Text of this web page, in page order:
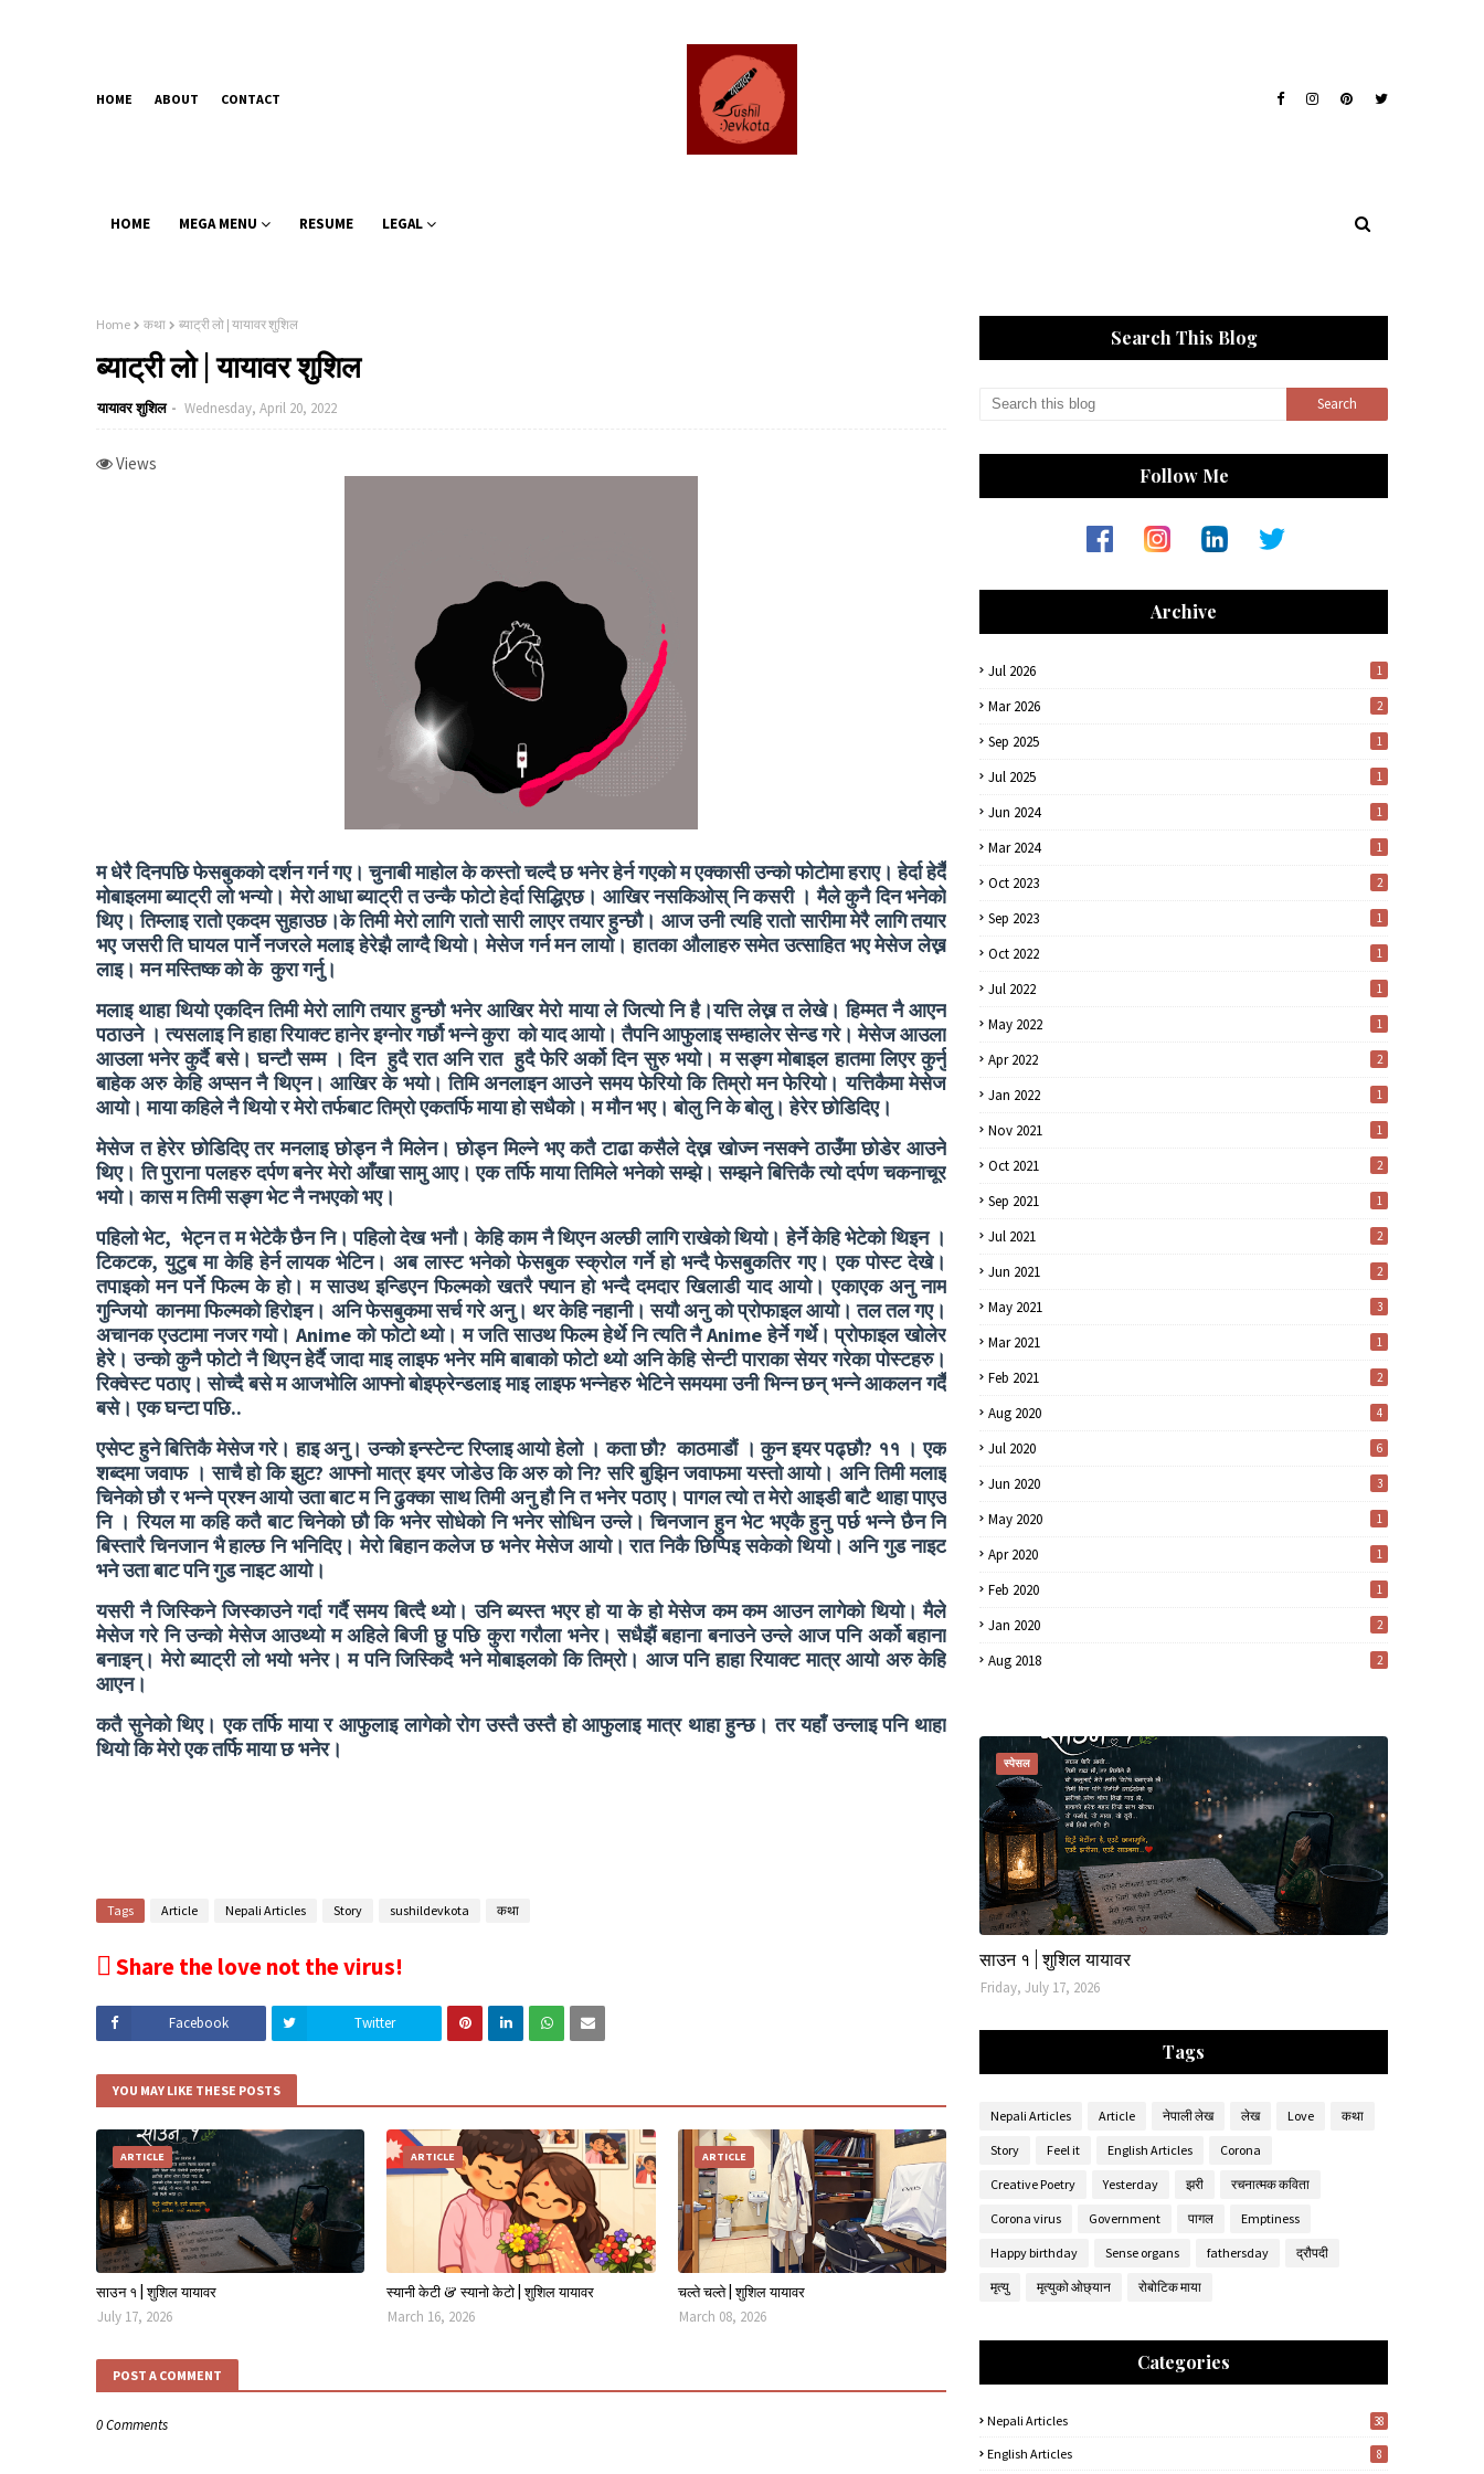
HOME ABOUT CONTACT
HOME MEGA MENU RESUME LEGAL
Home कथा ब्याट्री लो | यायावर शुशिल
ब्याट्री लो | यायावर शुशिल
यायावर शुशिल Wednesday, April 20, 2022
Views
म धेरै दिनपछि फेसबुकको दर्शन गर्न गए। चुनाबी माहोल के कस्तो चल्दै छ भनेर हेर्न गएको म एक्कासी उन्को फोटोमा हराए। हेर्दा हेर्दै
मोबाइलमा ब्याट्री लो भन्यो। मेरो आधा ब्याट्री त उन्कै फोटो हेर्दा सिद्धिएछ। आखिर नसकिओस् नि कसरी । मैले कुनै दिन भनेको
थिए। तिम्लाइ रातो एकदम सुहाउछ।के तिमी मेरो लागि रातो सारी लाएर तयार हुन्छौ। आज उनी त्यहि रातो सारीमा मेरै लागि तयार
भए जसरी ति घायल पार्ने नजरले मलाइ हेरेझै लाग्दै थियो। मेसेज गर्न मन लायो। हातका औलाहरु समेत उत्साहित भए मेसेज लेख्न
लाइ। मन मस्तिष्क को के कुरा गर्नु।
मलाइ थाहा थियो एकदिन तिमी मेरो लागि तयार हुन्छौ भनेर आखिर मेरो माया ले जित्यो नि है।यत्ति लेख्न त लेखे। हिम्मत नै आएन
पठाउने । त्यसलाइ नि हाहा रियाक्ट हानेर इग्नोर गर्छौ भन्ने कुरा को याद आयो। तैपनि आफुलाइ सम्हालेर सेन्ड गरे। मेसेज आउला
आउला भनेर कुर्दै बसे। घन्टौ सम्म । दिन हुदै रात अनि रात हुदै फेरि अर्को दिन सुरु भयो। म सङ्ग मोबाइल हातमा लिएर कुर्नु
बाहेक अरु केहि अप्सन नै थिएन। आखिर के भयो। तिमि अनलाइन आउने समय फेरियो कि तिम्रो मन फेरियो। यत्तिकैमा मेसेज
आयो। माया कहिले नै थियो र मेरो तर्फबाट तिम्रो एकतर्फि माया हो सधैको। म मौन भए। बोलु नि के बोलु। हेरेर छोडिदिए।
मेसेज त हेरेर छोडिदिए तर मनलाइ छोड्न नै मिलेन। छोड्न मिल्ने भए कतै टाढा कसैले देख्न खोज्न नसक्ने ठाउँमा छोडेर आउने
थिए। ति पुराना पलहरु दर्पण बनेर मेरो आँखा सामु आए। एक तर्फि माया तिमिले भनेको सम्झे। सम्झने बित्तिकै त्यो दर्पण चकनाचूर
भयो। कास म तिमी सङ्ग भेट नै नभएको भए।
पहिलो भेट, भेट्न त म भेटेकै छैन नि। पहिलो देख भनौ। केहि काम नै थिएन अल्छी लागि राखेको थियो। हेर्ने केहि भेटेको थिइन ।
टिकटक, युटुब मा केहि हेर्न लायक भेटिन। अब लास्ट भनेको फेसबुक स्क्रोल गर्ने हो भन्दै फेसबुकतिर गए। एक पोस्ट देखे।
तपाइको मन पर्ने फिल्म के हो। म साउथ इन्डिएन फिल्मको खतरै फ्यान हो भन्दै दमदार खिलाडी याद आयो। एकाएक अनु नाम
गुन्जियो कानमा फिल्मको हिरोइन। अनि फेसबुकमा सर्च गरे अनु। थर केहि नहानी। सयौ अनु को प्रोफाइल आयो। तल तल गए।
अचानक एउटामा नजर गयो। Anime को फोटो थ्यो। म जति साउथ फिल्म हेर्थे नि त्यति नै Anime हेर्ने गर्थे। प्रोफाइल खोलेर
हेरे। उन्को कुनै फोटो नै थिएन हेर्दै जादा माइ लाइफ भनेर ममि बाबाको फोटो थ्यो अनि केहि सेन्टी पाराका सेयर गरेका पोस्टहरु।
रिक्वेस्ट पठाए। सोच्दै बसे म आजभोलि आफ्नो बोइफ्रेन्डलाइ माइ लाइफ भन्नेहरु भेटिने समयमा उनी भिन्न छन् भन्ने आकलन गर्दै
बसे। एक घन्टा पछि..
एसेप्ट हुने बित्तिकै मेसेज गरे। हाइ अनु। उन्को इन्स्टेन्ट रिप्लाइ आयो हेलो । कता छौ? काठमाडौं । कुन इयर पढ्छौ? ११ । एक
शब्दमा जवाफ । साचै हो कि झुट? आफ्नो मात्र इयर जोडेउ कि अरु को नि? सरि बुझिन जवाफमा यस्तो आयो। अनि तिमी मलाइ
चिनेको छौ र भन्ने प्रश्न आयो उता बाट म नि ढुक्का साथ तिमी अनु हौ नि त भनेर पठाए। पागल त्यो त मेरो आइडी बाटै थाहा पाएउ
नि । रियल मा कहि कतै बाट चिनेको छौ कि भनेर सोधेको नि भनेर सोधिन उन्ले। चिनजान हुन भेट भएकै हुनु पर्छ भन्ने छैन नि
बिस्तारै चिनजान भै हाल्छ नि भनिदिए। मेरो बिहान कलेज छ भनेर मेसेज आयो। रात निकै छिप्पिइ सकेको थियो। अनि गुड नाइट
भने उता बाट पनि गुड नाइट आयो।
यसरी नै जिस्किने जिस्काउने गर्दा गर्दै समय बित्दै थ्यो। उनि ब्यस्त भएर हो या के हो मेसेज कम कम आउन लागेको थियो। मैले
मेसेज गरे नि उन्को मेसेज आउथ्यो म अहिले बिजी छु पछि कुरा गरौला भनेर। सधैझैं बहाना बनाउने उन्ले आज पनि अर्को बहाना
बनाइन्। मेरो ब्याट्री लो भयो भनेर। म पनि जिस्किदै भने मोबाइलको कि तिम्रो। आज पनि हाहा रियाक्ट मात्र आयो अरु केहि
आएन।
कतै सुनेको थिए। एक तर्फि माया र आफुलाइ लागेको रोग उस्तै उस्तै हो आफुलाइ मात्र थाहा हुन्छ। तर यहाँ उन्लाइ पनि थाहा
थियो कि मेरो एक तर्फि माया छ भनेर।
Tags Article Nepali Articles Story sushildevkota कथा
Share the love not the virus!
Facebook Twitter
YOU MAY LIKE THESE POSTS
ARTICLE
साउन १ | शुशिल यायावर
July 17, 2026
ARTICLE
स्यानी केटी & स्यानो केटो | शुशिल यायावर
March 16, 2026
ARTICLE
चल्ते चल्ते | शुशिल यायावर
March 08, 2026
POST A COMMENT
0 Comments
Search This Blog
Follow Me
Archive
Jul 2026 1
Mar 2026 2
Sep 2025 1
Jul 2025 1
Jun 2024 1
Mar 2024 1
Oct 2023 2
Sep 2023 1
Oct 2022 1
Jul 2022 1
May 2022 1
Apr 2022 2
Jan 2022 1
Nov 2021 1
Oct 2021 2
Sep 2021 1
Jul 2021 2
Jun 2021 2
May 2021 3
Mar 2021 1
Feb 2021 2
Aug 2020 4
Jul 2020 6
Jun 2020 3
May 2020 1
Apr 2020 1
Feb 2020 1
Jan 2020 2
Aug 2018 2
स्पेसल
साउन १ | शुशिल यायावर
Friday, July 17, 2026
Tags
Nepali Articles Article नेपाली लेख लेख Love कथा
Story Feel it English Articles Corona
Creative Poetry Yesterday झरी रचनात्मक कविता
Corona virus Government पागल Emptiness
Happy birthday Sense organs fathersday द्रौपदी
मृत्यु मृत्युको ओछ्यान रोबोटिक माया
Categories
Nepali Articles 38
English Articles 8